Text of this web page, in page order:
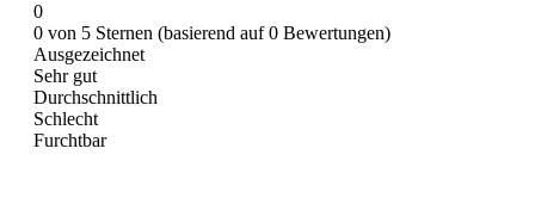
0
0 von 5 Sternen (basierend auf 0 Bewertungen)
Ausgezeichnet
Sehr gut
Durchschnittlich
Schlecht
Furchtbar